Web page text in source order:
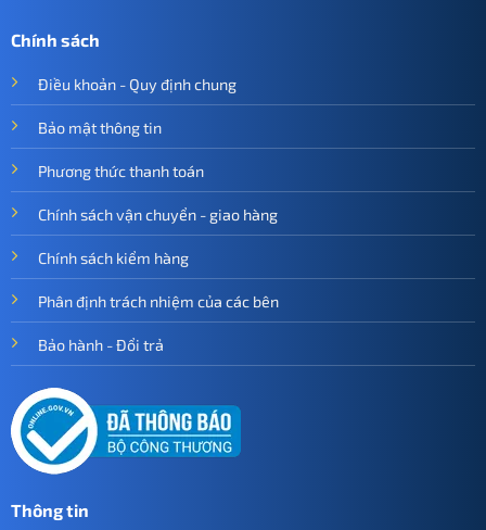
Chính sách
Điều khoản - Quy định chung
Bảo mật thông tin
Phương thức thanh toán
Chính sách vận chuyển - giao hàng
Chính sách kiểm hàng
Phân định trách nhiệm của các bên
Bảo hành - Đổi trả
Thông tin